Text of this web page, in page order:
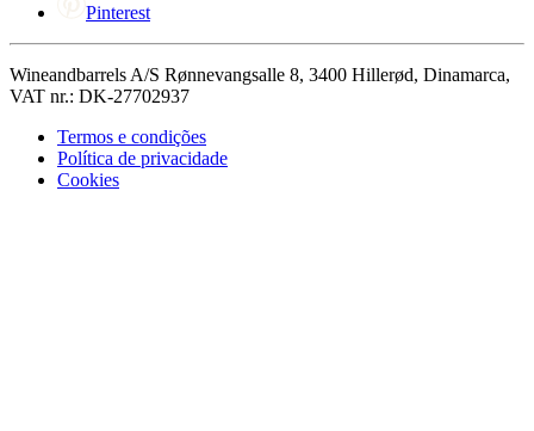
Pinterest
Wineandbarrels A/S Rønnevangsalle 8, 3400 Hillerød, Dinamarca,
VAT nr.: DK-27702937
Termos e condições
Política de privacidade
Cookies